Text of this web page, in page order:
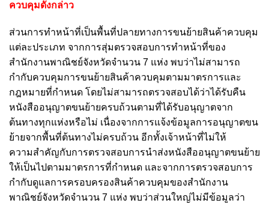
ควบคุมดังกล่าว
ส่วนการทำหน้าที่เป็นพื้นที่ปลายทางการขนย้ายสินค้าควบคุม
แต่ละประเภท จากการสุ่มตรวจสอบการทำหน้าที่ของ
สำนักงานพาณิชย์จังหวัดจำนวน 7 แห่ง พบว่าไม่สามารถ
กำกับควบคุมการขนย้ายสินค้าควบคุมตามมาตรการและ
กฎหมายที่กำหนด โดยไม่สามารถตรวจสอบได้ว่าได้รับคืน
หนังสืออนุญาตขนย้ายครบถ้วนตามที่ได้รับอนุญาตจาก
ต้นทางทุกแห่งหรือไม่ เนื่องจากการแจ้งข้อมูลการอนุญาตขน
ย้ายจากพื้นที่ต้นทางไม่ครบถ้วน อีกทั้งเจ้าหน้าที่ไม่ให้
ความสำคัญกับการตรวจสอบการนำส่งหนังสืออนุญาตขนย้าย
ให้เป็นไปตามมาตรการที่กำหนด และจากการตรวจสอบการ
กำกับดูแลการครอบครองสินค้าควบคุมของสำนักงาน
พาณิชย์จังหวัดจำนวน 7 แห่ง พบว่าส่วนใหญ่ไม่มีข้อมูลว่า